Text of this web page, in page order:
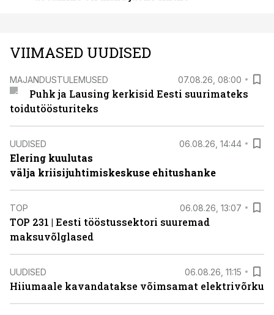
VIIMASED UUDISED
MAJANDUSTULEMUSED 07.08.26, 08:00
Puhk ja Lausing kerkisid Eesti suurimateks
toidutöösturiteks
UUDISED 06.08.26, 14:44
Elering kuulutas
välja kriisijuhtimiskeskuse ehitushanke
TOP 06.08.26, 13:07
TOP 231 | Eesti tööstussektori suuremad
maksuvõlglased
UUDISED 06.08.26, 11:15
Hiiumaale kavandatakse võimsamat elektrivõrku